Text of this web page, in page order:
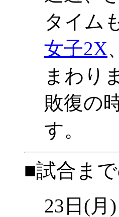
タイム
女子2X、
まわり
敗復の
す。
■試合ま
23日(